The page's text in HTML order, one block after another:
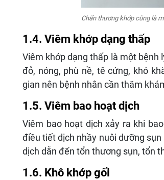
Chấn thương khớp cũng là
1.4. Viêm khớp dạng thấp
Viêm khớp dạng thấp là một bệnh
đỏ, nóng, phù nề, tê cứng, khó
gian nên bệnh nhân cần thăm
1.5. Viêm bao hoạt dịch
Viêm bao hoạt dịch xảy ra khi
điều tiết dịch nhầy nuôi dưỡng
dịch dẫn đến tổn thương sụn, tổn
1.6. Khô khớp gối